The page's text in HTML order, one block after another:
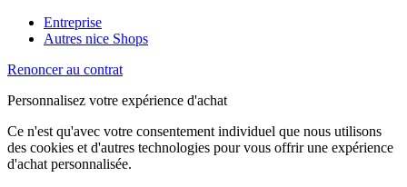
Entreprise
Autres nice Shops
Renoncer au contrat
Personnalisez votre expérience d'achat
Ce n'est qu'avec votre consentement individuel que nous utilisons
des cookies et d'autres technologies pour vous offrir une expérience
d'achat personnalisée.